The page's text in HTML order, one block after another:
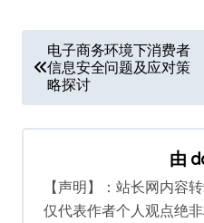
章
导
航
电子商务环境下消费者
信息安全问题及应对策
略探讨
由
【声明】：站长网内容
仅代表作者个人观点绝